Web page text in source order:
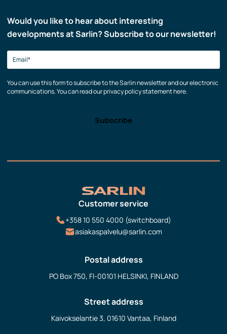
Would you like to hear about interesting
developments at Sarlin? Subscribe to our newsletter!
You can use this form to subscribe to the Sarlin newsletter and our electronic
communications. You can read our privacy policy statement here.
Customer service
+358 10 550 4000 (switchboard)
asiakaspalvelu@sarlin.com
Postal address
PO Box 750, FI-00101 HELSINKI, FINLAND
Street address
Kaivokselantie 3, 01610 Vantaa, Finland